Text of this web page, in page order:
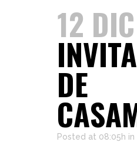
12 DIC
DE
Posted at 08:05h in